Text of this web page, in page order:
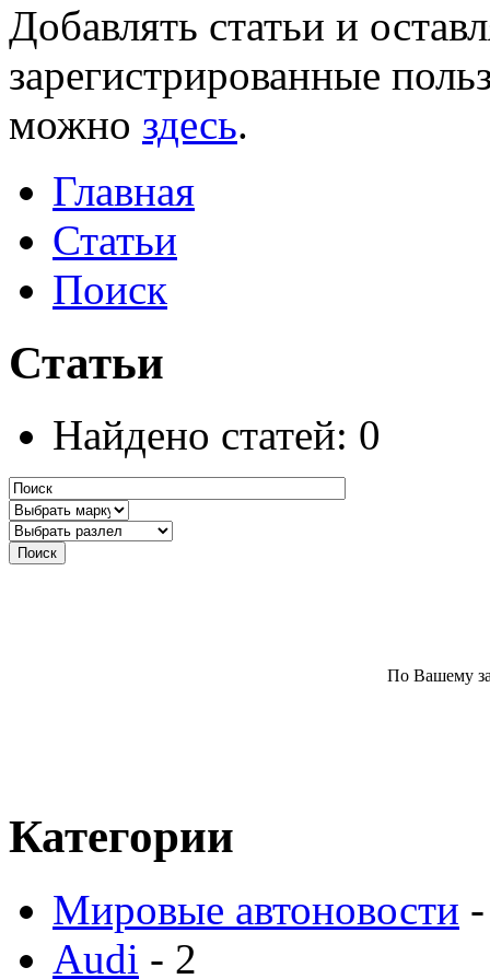
Добавлять статьи и
зарегистрированные
можно здесь.
Главная
Статьи
Поиск
Статьи
Найдено статей: 0
По Вашему
Категории
Мировые автоновости
Audi - 2